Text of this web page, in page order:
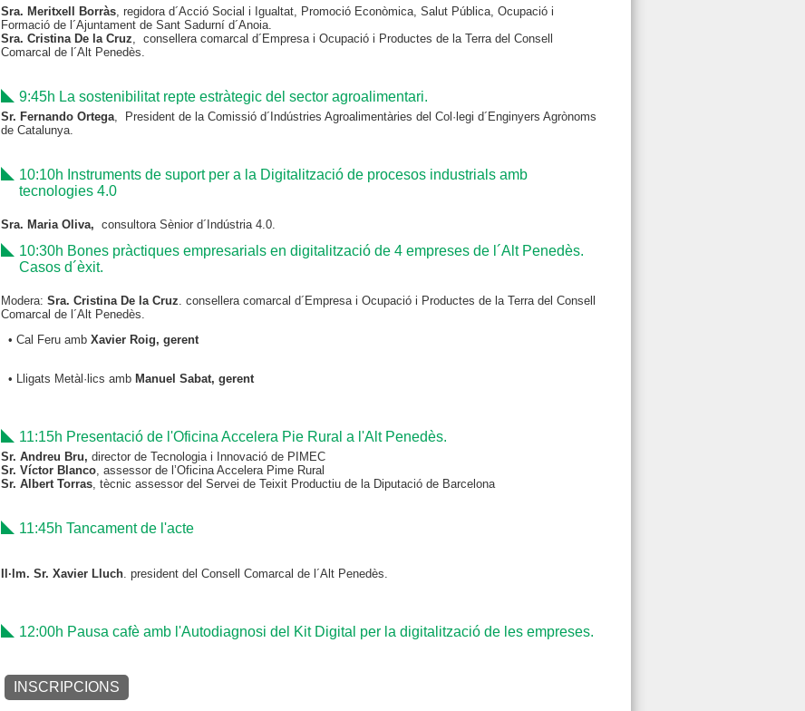
Sra. Meritxell Borràs , regidora d´Acció Social i Igualtat, Promoció Econòmica, Salut Pública, Ocupació i
Formació de l´Ajuntament de Sant Sadurní d´Anoia.
Sra. Cristina De la Cruz , consellera comarcal d´Empresa i Ocupació i Productes de la Terra del Consell
Comarcal de l´Alt Penedès.
9:45h La sostenibilitat repte estràtegic del sector agroalimentari.
Sr. Fernando Ortega , President de la Comissió d´Indústries Agroalimentàries del Col·legi d´Enginyers Agrònoms
de Catalunya.
10:10h Instruments de suport per a la Digitalització de procesos industrials amb
tecnologies 4.0
Sra. Maria Oliva, consultora Sènior d´Indústria 4.0.
10:30h Bones pràctiques empresarials en digitalització de 4 empreses de l´Alt Penedès.
Casos d´èxit.
Modera: Sra. Cristina De la Cruz . consellera comarcal d´Empresa i Ocupació i Productes de la Terra del Consell
Comarcal de l´Alt Penedès.
• Cal Feru amb Xavier Roig, gerent
• Lligats Metàl·lics amb Manuel Sabat, gerent
11:15h Presentació de l'Oficina Accelera Pie Rural a l'Alt Penedès.
Sr. Andreu Bru, director de Tecnologia i Innovació de PIMEC
Sr. Víctor Blanco , assessor de l’Oficina Accelera Pime Rural
Sr. Albert Torras , tècnic assessor del Servei de Teixit Productiu de la Diputació de Barcelona
11:45h Tancament de l'acte
Il·lm. Sr. Xavier Lluch . president del Consell Comarcal de l´Alt Penedès.
12:00h Pausa cafè amb l'Autodiagnosi del Kit Digital per la digitalització de les empreses.
INSCRIPCIONS